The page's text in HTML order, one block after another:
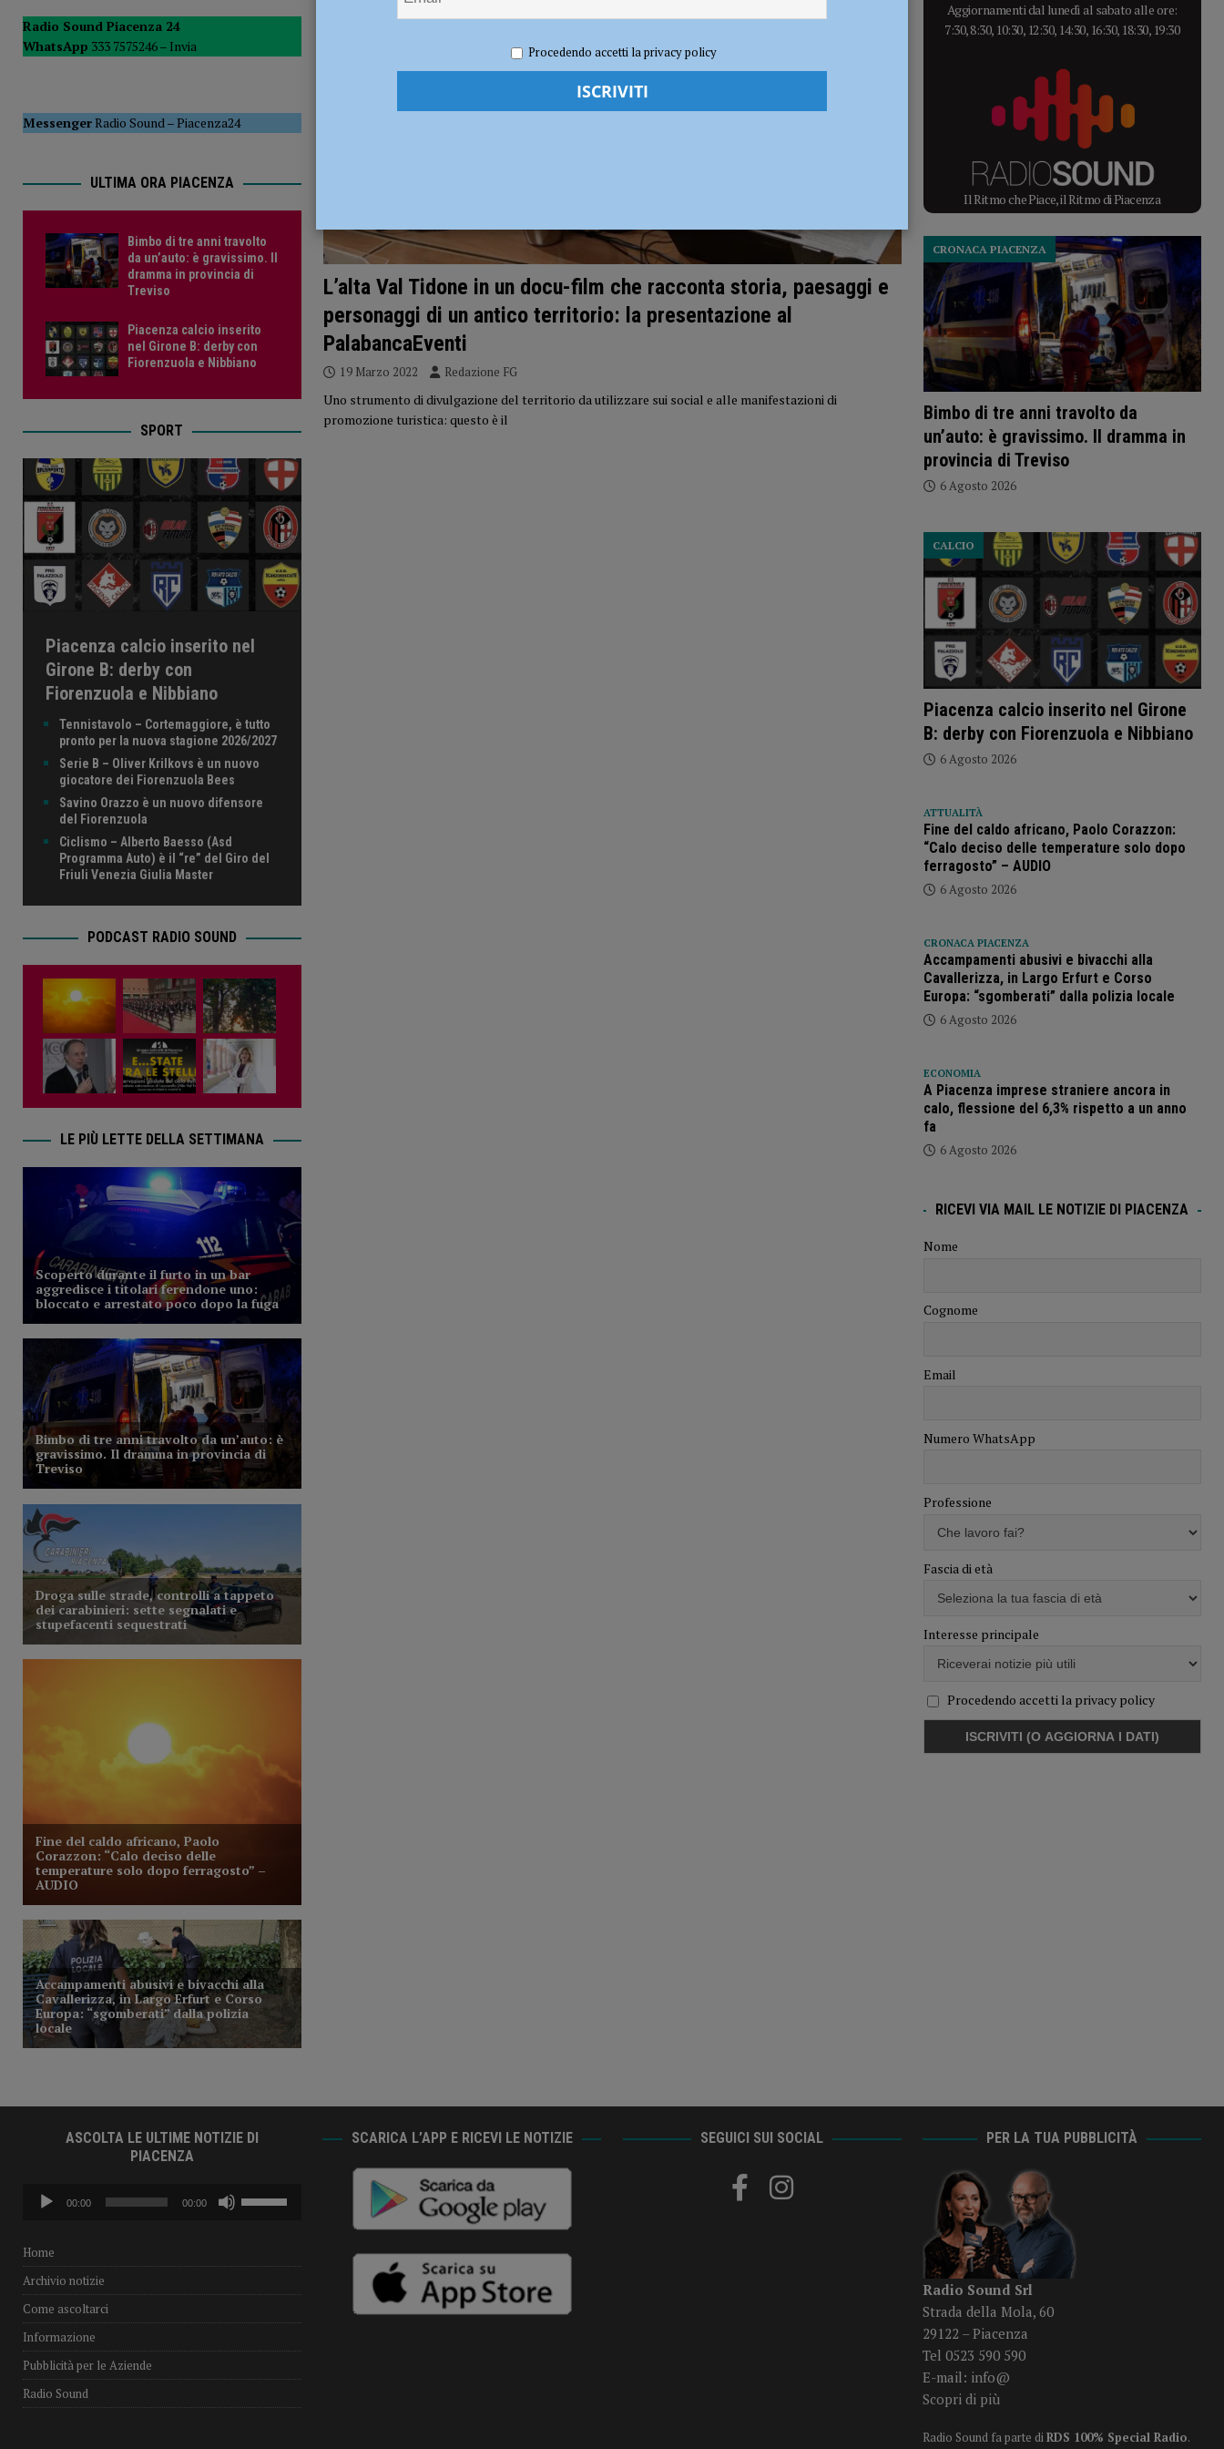
[ 6 Agosto 2026 ] Droga sulle strade, controlli a tappeto dei carabinieri: sette segnalati e stupefacenti sequestrati CRONACA
PIACENZA
L’alta Val Tidone in un docu-film che racconta storia, paesaggi e
personaggi di un antico territorio: la presentazione al
PalabancaEventi
19 Marzo 2022 Redazione FG
Uno strumento di divulgazione del territorio da utilizzare sui social e alle manifestazioni di
promozione turistica: questo è il
Radio Sound Piacenza 24
WhatsApp 333 7575246 – Invia
MessengerRadio Sound–Piacenza24
ULTIMA ORA PIACENZA
Bimbo di tre anni travolto
da un’auto: è gravissimo. Il
dramma in provincia di
Treviso
Piacenza calcio inserito
nel Girone B: derby con
Fiorenzuola e Nibbiano
SPORT
Piacenza calcio inserito nel
Girone B: derby con
Fiorenzuola e Nibbiano
Tennistavolo – Cortemaggiore, è tutto
pronto per la nuova stagione 2026/2027
Serie B – Oliver Krilkovs è un nuovo
giocatore dei Fiorenzuola Bees
Savino Orazzo è un nuovo difensore
del Fiorenzuola
Ciclismo – Alberto Baesso (Asd
Programma Auto) è il “re” del Giro del
Friuli Venezia Giulia Master
PODCAST RADIO SOUND
LE PIÙ LETTE DELLA SETTIMANA
Aggiornamenti dal lunedì al sabato alle ore:
7:30, 8:30, 10:30, 12:30, 14:30, 16:30, 18:30, 19:30
Il Ritmo che Piace, il Ritmo di Piacenza
Bimbo di tre anni travolto da
un’auto: è gravissimo. Il dramma in
provincia di Treviso
CRONACA PIACENZA
6 Agosto 2026
Piacenza calcio inserito nel Girone
B: derby con Fiorenzuola e Nibbiano
CALCIO
6 Agosto 2026
ATTUALITÀ
Fine del caldo africano, Paolo Corazzon:
“Calo deciso delle temperature solo dopo
ferragosto” – AUDIO
6 Agosto 2026
CRONACA PIACENZA
Accampamenti abusivi e bivacchi alla
Cavallerizza, in Largo Erfurt e Corso
Europa: “sgomberati” dalla polizia locale
6 Agosto 2026
ECONOMIA
A Piacenza imprese straniere ancora in
calo, flessione del 6,3% rispetto a un anno
fa
6 Agosto 2026
RICEVI VIA MAIL LE NOTIZIE DI PIACENZA
Nome
Cognome
Email
Numero WhatsApp
Professione
Fascia di età
Interesse principale
Procedendo accetti la privacy policy
ASCOLTA LE ULTIME NOTIZIE DI
PIACENZA
Audio
Player
00:00 00:00
i
su/giù
o
il
Home
Archivio notizie
Come ascoltarci
Informazione
Pubblicità per le Aziende
Radio Sound
SCARICA L’APP E RICEVI LE NOTIZIE SEGUICI SUI SOCIAL PER LA TUA PUBBLICITÀ
Radio Sound Srl
Strada della Mola, 60
29122 – Piacenza
Tel 0523 590 590
E-mail: info@
Scopri di più
Radio Sound fa parte di RDS 100% Special Radio.
Procedendo accetti la privacy policy